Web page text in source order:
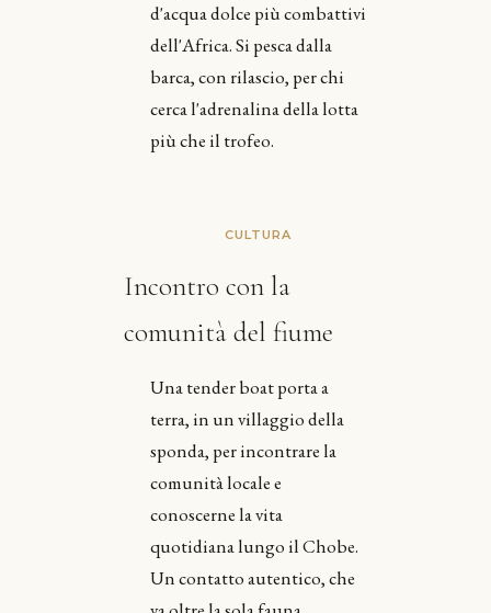
d'acqua dolce più combattivi
dell'Africa. Si pesca dalla
barca, con rilascio, per chi
cerca l'adrenalina della lotta
più che il trofeo.
CULTURA
Incontro con la
comunità del fiume
Una tender boat porta a
terra, in un villaggio della
sponda, per incontrare la
comunità locale e
conoscerne la vita
quotidiana lungo il Chobe.
Un contatto autentico, che